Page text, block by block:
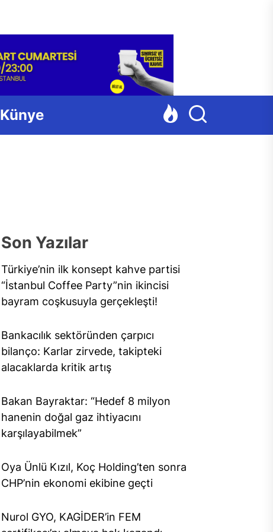
Künye
Son Yazılar
Türkiye’nin ilk konsept kahve partisi
“İstanbul Coffee Party”nin ikincisi
bayram coşkusuyla gerçekleşti!
Bankacılık sektöründen çarpıcı
bilanço: Karlar zirvede, takipteki
alacaklarda kritik artış
Bakan Bayraktar: “Hedef 8 milyon
hanenin doğal gaz ihtiyacını
karşılayabilmek”
Oya Ünlü Kızıl, Koç Holding’ten sonra
CHP’nin ekonomi ekibine geçti
Nurol GYO, KAGİDER’in FEM